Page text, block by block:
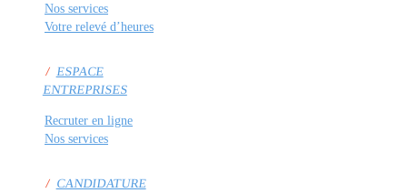
Nos services
Votre relevé d’heures
/ ESPACE
ENTREPRISES
Recruter en ligne
Nos services
/ CANDIDATURE